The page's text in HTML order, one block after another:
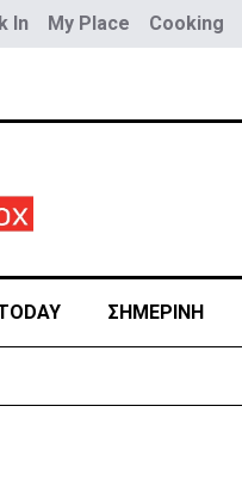
In My Place Cooking
ΣΗΜΕΡΙΝΗ